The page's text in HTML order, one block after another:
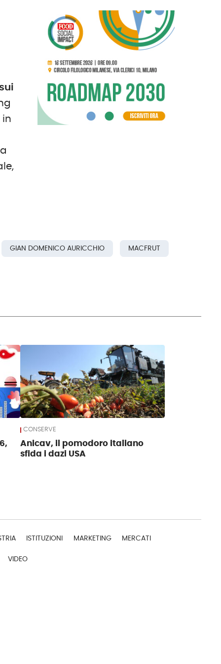
in
GIAN DOMENICO AURICCHIO MACFRUT
CONSERVE
Anicav, il pomodoro italiano
sfida i dazi USA
ISTITUZIONI MARKETING MERCATI
VIDEO